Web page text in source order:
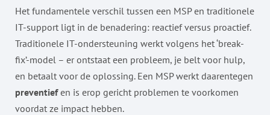
Het fundamentele verschil tussen een MSP en traditionele
IT-support ligt in de benadering: reactief versus proactief.
Traditionele IT-ondersteuning werkt volgens het ‘break-
fix’-model – er ontstaat een probleem, je belt voor hulp,
en betaalt voor de oplossing. Een MSP werkt daarentegen
preventiefen is erop gericht problemen te voorkomen
voordat ze impact hebben.